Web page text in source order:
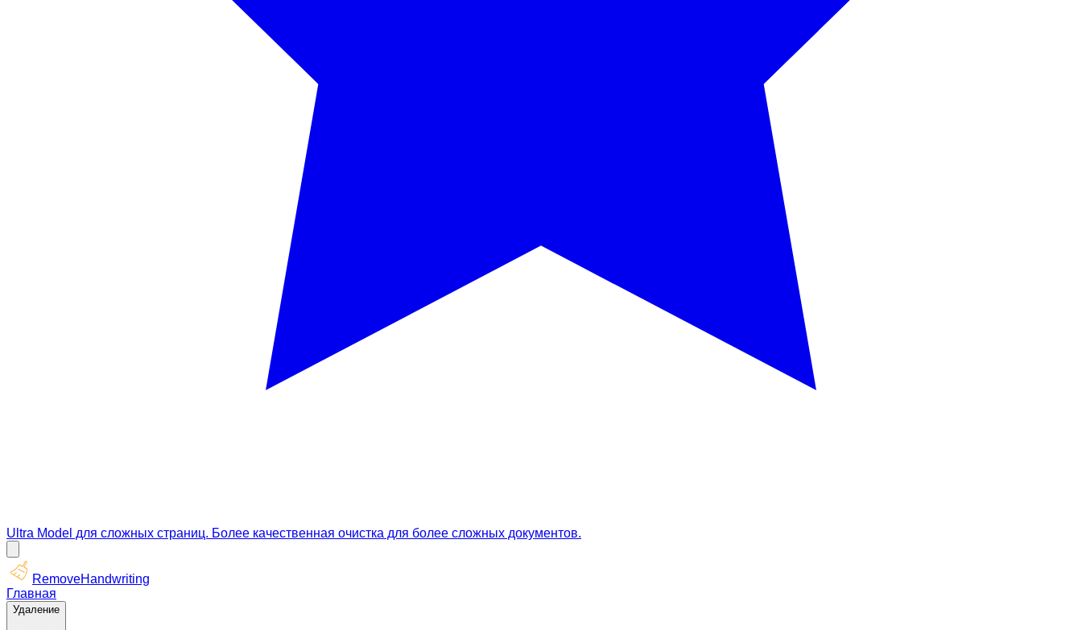
Ultra Model для сложных страниц. Более качественная очистка для более сложных документов.
RemoveHandwriting
Главная
Удаление